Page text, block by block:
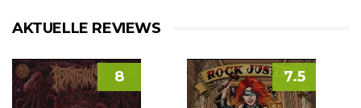
AKTUELLE REVIEWS
8 7.5